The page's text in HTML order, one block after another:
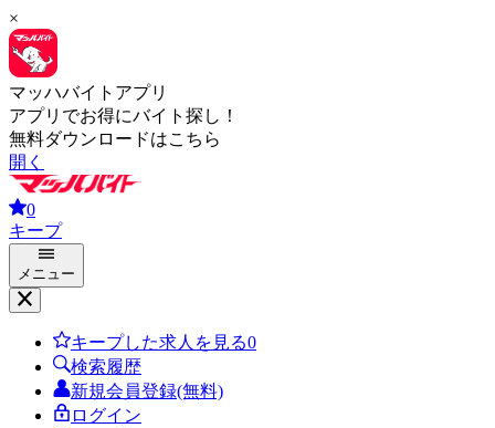
×
マッハバイトアプリ
アプリでお得にバイト探し！
無料ダウンロードはこちら
開く
0
キープ
メニュー
キープした求人を見る0
検索履歴
新規会員登録(無料)
ログイン